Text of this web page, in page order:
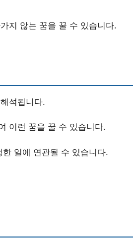
지 않는 꿈을 꿀 수 있습니다.
석됩니다.
이런 꿈을 꿀 수 있습니다.
일에 연관될 수 있습니다.